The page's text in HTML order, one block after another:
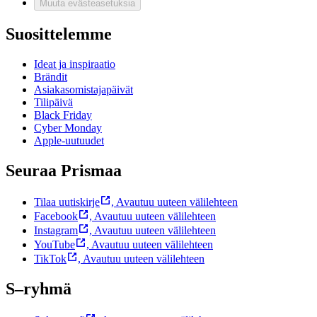
Muuta evästeasetuksia
Suosittelemme
Ideat ja inspiraatio
Brändit
Asiakasomistajapäivät
Tilipäivä
Black Friday
Cyber Monday
Apple-uutuudet
Seuraa Prismaa
Tilaa uutiskirje , Avautuu uuteen välilehteen
Facebook
, Avautuu uuteen välilehteen
Instagram
, Avautuu uuteen välilehteen
YouTube
, Avautuu uuteen välilehteen
TikTok
, Avautuu uuteen välilehteen
S–ryhmä